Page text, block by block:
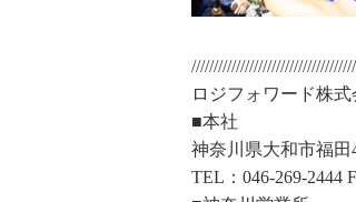
ロジフォワード株式
■本社
神奈川県大和市福田
TEL：046-269-2444